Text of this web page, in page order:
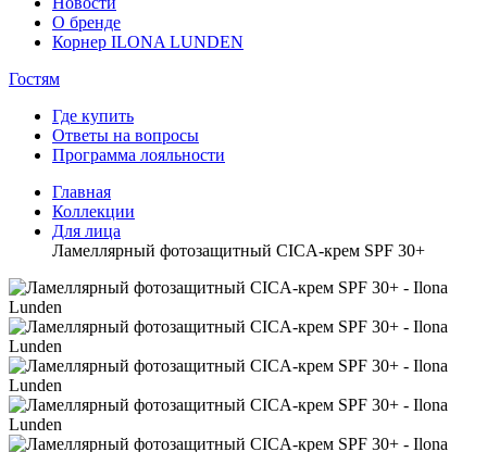
О бренде
Корнер ILONA LUNDEN
Гостям
Где купить
Ответы на вопросы
Программа лояльности
Главная
Коллекции
Для лица
Ламеллярный фотозащитный CICA-крем SPF 30+